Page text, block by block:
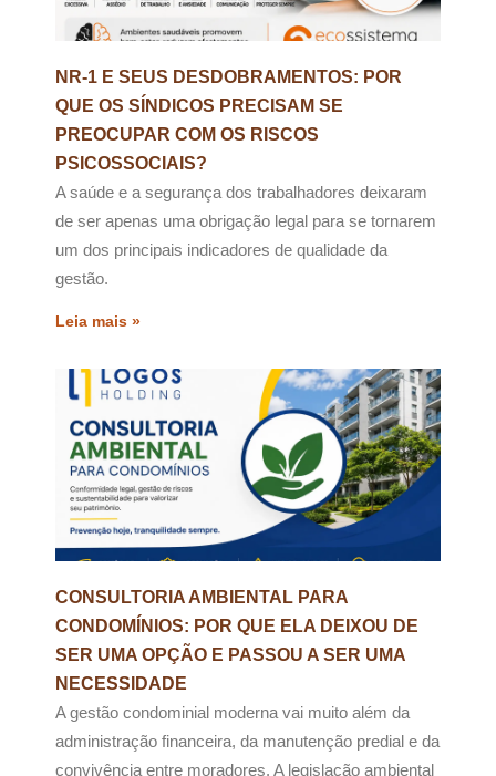
NR-1 E SEUS DESDOBRAMENTOS: POR
QUE OS SÍNDICOS PRECISAM SE
PREOCUPAR COM OS RISCOS
PSICOSSOCIAIS?
A saúde e a segurança dos trabalhadores deixaram
de ser apenas uma obrigação legal para se tornarem
um dos principais indicadores de qualidade da
gestão.
Leia mais »
CONSULTORIA AMBIENTAL PARA
CONDOMÍNIOS: POR QUE ELA DEIXOU DE
SER UMA OPÇÃO E PASSOU A SER UMA
NECESSIDADE
A gestão condominial moderna vai muito além da
administração financeira, da manutenção predial e da
convivência entre moradores. A legislação ambiental